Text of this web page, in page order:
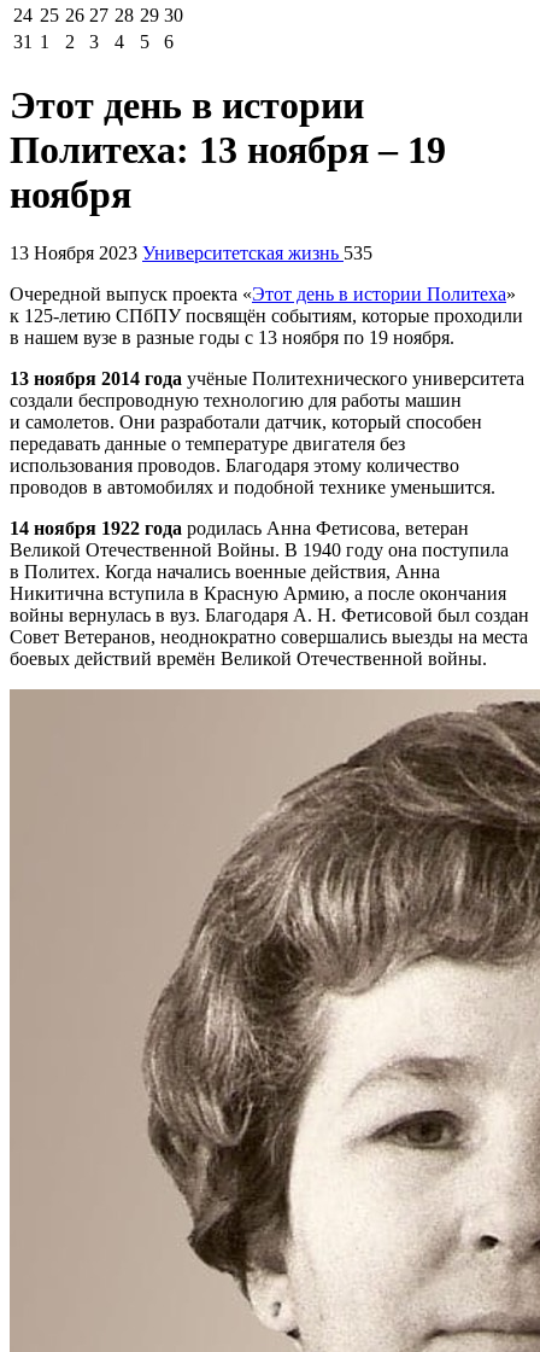
24 25 26 27 28 29 30
31 1 2 3 4 5 6
Этот день в истории
Политеха: 13 ноября – 19
ноября
13 Ноября 2023 Университетская жизнь 535
Очередной выпуск проекта «Этот день в истории Политеха»
к 125-летию СПбПУ посвящён событиям, которые проходили
в нашем вузе в разные годы с 13 ноября по 19 ноября.
13 ноября 2014 года учёные Политехнического университета
создали беспроводную технологию для работы машин
и самолетов. Они разработали датчик, который способен
передавать данные о температуре двигателя без
использования проводов. Благодаря этому количество
проводов в автомобилях и подобной технике уменьшится.
14 ноября 1922 года родилась Анна Фетисова, ветеран
Великой Отечественной Войны. В 1940 году она поступила
в Политех. Когда начались военные действия, Анна
Никитична вступила в Красную Армию, а после окончания
войны вернулась в вуз. Благодаря А. Н. Фетисовой был создан
Совет Ветеранов, неоднократно совершались выезды на места
боевых действий времён Великой Отечественной войны.